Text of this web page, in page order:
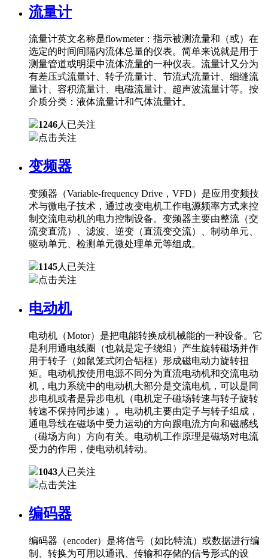
流量计
流量计英文名称是flowmeter：指示被测流量和（或）在
选定的时间间隔内流体总量的仪表。简单来说就是用于
测量管道或明渠中流体流量的一种仪表。流量计又分为
有差压式流量计、转子流量计、节流式流量计、细缝流
量计、容积流量计、电磁流量计、超声波流量计等。按
介质分类：液体流量计和气体流量计。
1246人已关注
点击关注
变频器
变频器（Variable-frequency Drive，VFD）是应用变频技
术与微电子技术，通过改变电机工作电源频率方式来控
制交流电动机的电力控制设备。变频器主要由整流（交
流变直流）、滤波、逆变（直流变交流）、制动单元、
驱动单元、检测单元微处理单元等组成。
1145人已关注
点击关注
电动机
电动机（Motor）是把电能转换成机械能的一种设备。它
是利用通电线圈（也就是定子绕组）产生旋转磁场并作
用于转子（如鼠笼式闭合铝框）形成磁电动力旋转扭
矩。电动机按使用电源不同分为直流电动机和交流电动
机，电力系统中的电动机大部分是交流电机，可以是同
步电机或者是异步电机（电机定子磁场转速与转子旋转
转速不保持同步速）。电动机主要由定子与转子组成，
通电导线在磁场中受力运动的方向跟电流方向和磁感线
（磁场方向）方向有关。电动机工作原理是磁场对电流
受力的作用，使电动机转动。
1043人已关注
点击关注
编码器
编码器（encoder）是将信号（如比特流）或数据进行编
制、转换为可用以通讯、传输和存储的信号形式的设